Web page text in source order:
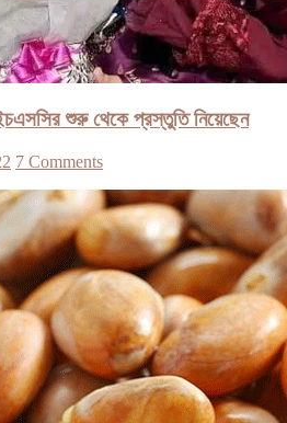
শুরু থেকে প্রস্তুতি নিয়েছেন
7 Comments